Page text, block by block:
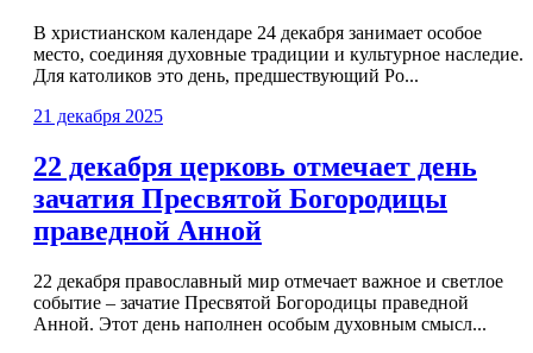
В христианском календаре 24 декабря занимает особое
место, соединяя духовные традиции и культурное наследие.
Для католиков это день, предшествующий Ро...
21 декабря 2025
22 декабря церковь отмечает день
зачатия Пресвятой Богородицы
праведной Анной
22 декабря православный мир отмечает важное и светлое
событие – зачатие Пресвятой Богородицы праведной
Анной. Этот день наполнен особым духовным смысл...